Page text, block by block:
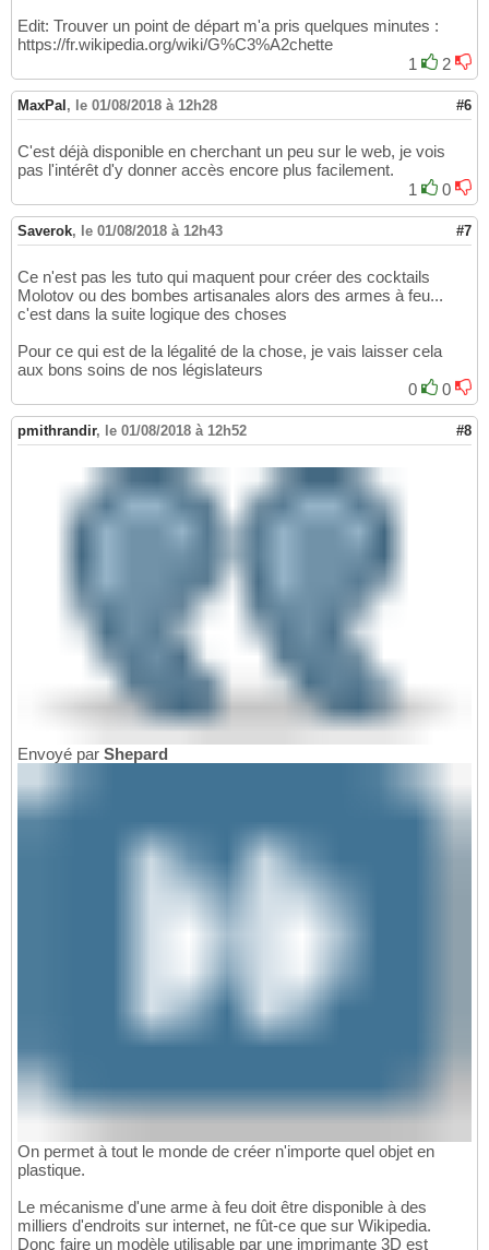
Edit: Trouver un point de départ m'a pris quelques minutes :
https://fr.wikipedia.org/wiki/G%C3%A2chette
1
2
MaxPal , le 01/08/2018 à 12h28 #6
C'est déjà disponible en cherchant un peu sur le web, je vois
pas l'intérêt d'y donner accès encore plus facilement.
1
0
Saverok, le 01/08/2018 à 12h43 #7
Ce n'est pas les tuto qui maquent pour créer des cocktails
Molotov ou des bombes artisanales alors des armes à feu...
c'est dans la suite logique des choses
Pour ce qui est de la légalité de la chose, je vais laisser cela
aux bons soins de nos législateurs
0
0
pmithrandir, le 01/08/2018 à 12h52 #8
Envoyé par Shepard
On permet à tout le monde de créer n'importe quel objet en
plastique.
Le mécanisme d'une arme à feu doit être disponible à des
milliers d'endroits sur internet, ne fût-ce que sur Wikipedia.
Donc faire un modèle utilisable par une imprimante 3D est